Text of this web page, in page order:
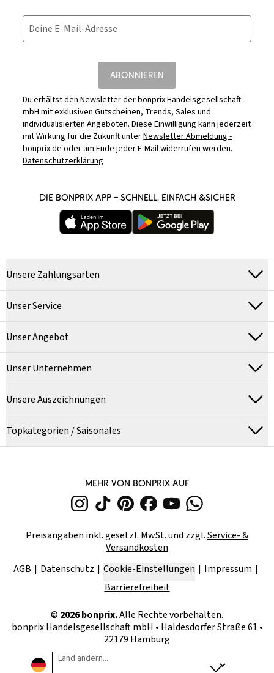
Deine E-Mail-Adresse
ABONNIEREN
Du erhältst den Newsletter der bonprix Handelsgesellschaft
mbH mit exklusiven Gutscheinen, Trends, Sales und
individualisierten Angeboten. Diese Einwilligung kann jederzeit
mit Wirkung für die Zukunft unterNewsletter Abmeldung -
bonprix.deoder am Ende jeder E-Mail widerrufen werden.
Datenschutzerklärung
DIE BONPRIX APP – SCHNELL, EINFACH &SICHER
Unsere Zahlungsarten
Unser Service
Unser Angebot
Unser Unternehmen
Unsere Auszeichnungen
Topkategorien / Saisonales
MEHR VON BONPRIX AUF
Preisangaben inkl. gesetzl. MwSt. und zzgl.Service- &
Versandkosten
AGB
Datenschutz Cookie-Einstellungen
Impressum
Barrierefreiheit
© 2026bonprix.Alle Rechte vorbehalten.
bonprix Handelsgesellschaft mbH • Haldesdorfer Straße 61 •
22179 Hamburg
Land ändern...